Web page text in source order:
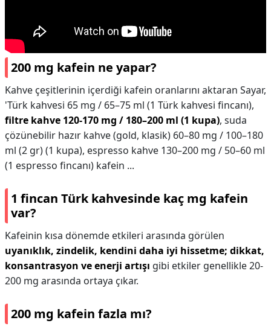
200 mg kafein ne yapar?
Kahve çeşitlerinin içerdiği kafein oranlarını aktaran Sayar,
'Türk kahvesi 65 mg / 65–75 ml (1 Türk kahvesi fincanı),
filtre kahve 120-170 mg / 180–200 ml (1 kupa), suda
çözünebilir hazır kahve (gold, klasik) 60–80 mg / 100–180
ml (2 gr) (1 kupa), espresso kahve 130–200 mg / 50–60 ml
(1 espresso fincanı) kafein ...
1 fincan Türk kahvesinde kaç mg kafein
var?
Kafeinin kısa dönemde etkileri arasında görülen
uyanıklık, zindelik, kendini daha iyi hissetme; dikkat,
konsantrasyon ve enerji artışı gibi etkiler genellikle 20-
200 mg arasında ortaya çıkar.
200 mg kafein fazla mı?